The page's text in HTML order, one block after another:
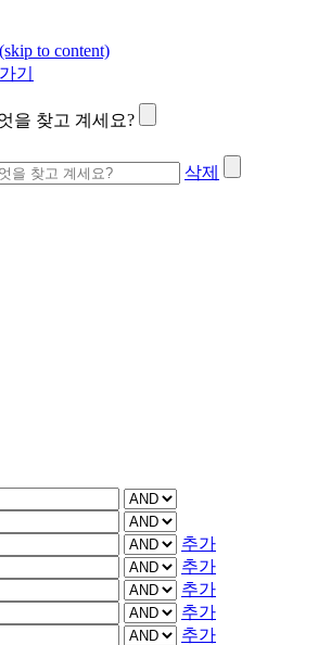
to content)
기
을 찾고 계세요?
삭제
추가
추가
추가
추가
추가